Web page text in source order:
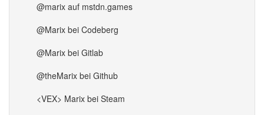
@marix auf mstdn.games
@Marix bei Codeberg
@Marix bei Gitlab
@theMarix bei Github
<VEX> Marix bei Steam